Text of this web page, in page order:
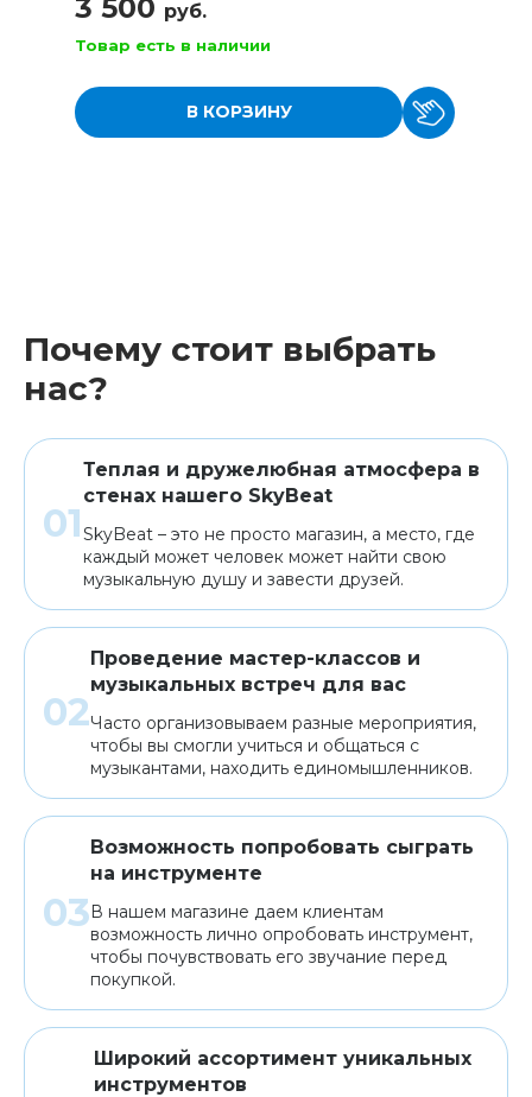
3 500 руб.
Товар есть в наличии
В КОРЗИНУ
Почему стоит выбрать
нас?
Теплая и дружелюбная атмосфера в
стенах нашего SkyBeat
SkyBeat – это не просто магазин, а место, где
каждый может человек может найти свою
музыкальную душу и завести друзей.
Проведение мастер-классов и
музыкальных встреч для вас
Часто организовываем разные мероприятия,
чтобы вы смогли учиться и общаться с
музыкантами, находить единомышленников.
Возможность попробовать сыграть
на инструменте
В нашем магазине даем клиентам
возможность лично опробовать инструмент,
чтобы почувствовать его звучание перед
покупкой.
Широкий ассортимент уникальных
инструментов